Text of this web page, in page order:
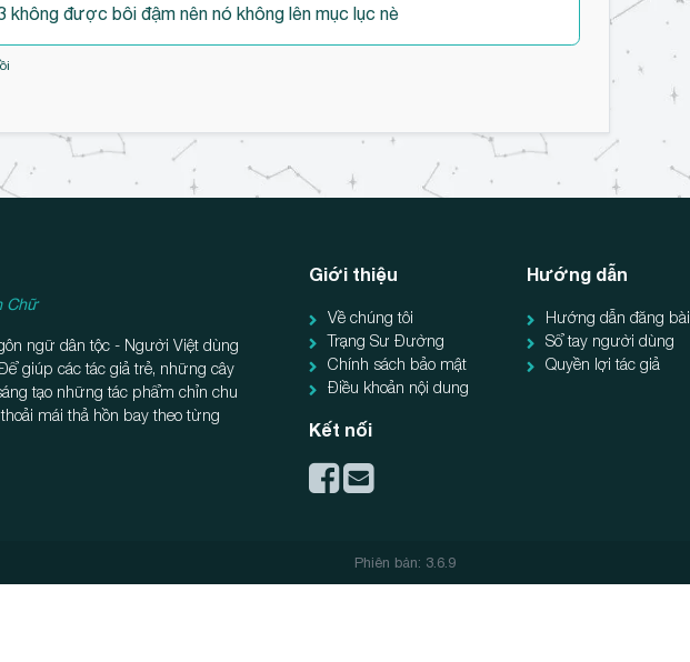
không được bôi đậm nên nó không lên mục lục nè
Chữ
ngữ dân tộc - Người Việt dùng
giúp các tác giả trẻ, những cây
tạo những tác phẩm chỉn chu
mái thả hồn bay theo từng
Giới thiệu
Về chúng tôi
Trạng Sư Đường
Chính sách bảo mật
Điều khoản nội dung
Kết nối
Hướng dẫn
Hướng dẫn đăng bài
Sổ tay người dùng
Quyền lợi tác giả
Phiên bản: 3.6.9